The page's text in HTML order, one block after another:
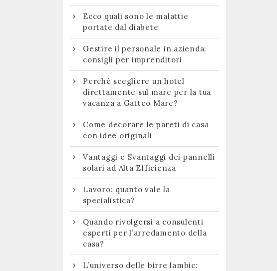
Ecco quali sono le malattie
portate dal diabete
Gestire il personale in azienda:
consigli per imprenditori
Perché scegliere un hotel
direttamente sul mare per la tua
vacanza a Gatteo Mare?
Come decorare le pareti di casa
con idee originali
Vantaggi e Svantaggi dei pannelli
solari ad Alta Efficienza
Lavoro: quanto vale la
specialistica?
Quando rivolgersi a consulenti
esperti per l’arredamento della
casa?
L’universo delle birre lambic: